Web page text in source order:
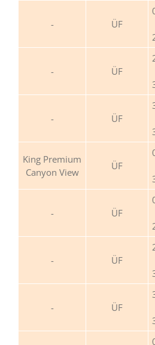
ÜF
ÜF
ÜF
King Premium
Canyon View
ÜF
ÜF
ÜF
ÜF